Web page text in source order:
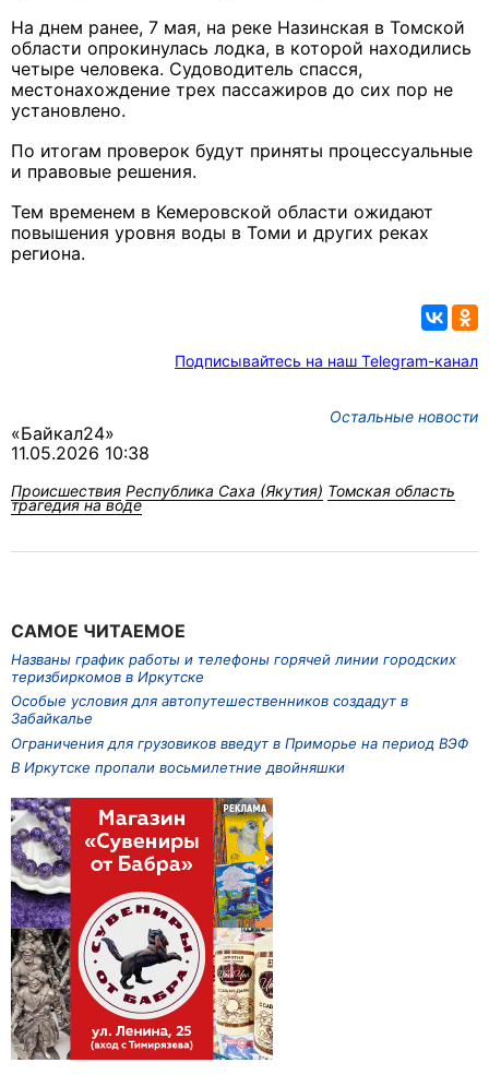
На днем ранее, 7 мая, на реке Назинская в Томской
области опрокинулась лодка, в которой находились
четыре человека. Судоводитель спасся,
местонахождение трех пассажиров до сих пор не
установлено.
По итогам проверок будут приняты процессуальные
и правовые решения.
Тем временем в Кемеровской области ожидают
повышения уровня воды в Томи и других реках
региона.
Подписывайтесь на наш Telegram-канал
Остальные новости
«Байкал24»
11.05.2026 10:38
Происшествия Республика Саха (Якутия) Томская область
трагедия на воде
САМОЕ ЧИТАЕМОЕ
Названы график работы и телефоны горячей линии городских
теризбиркомов в Иркутске
Особые условия для автопутешественников создадут в
Забайкалье
Ограничения для грузовиков введут в Приморье на период ВЭФ
В Иркутске пропали восьмилетние двойняшки